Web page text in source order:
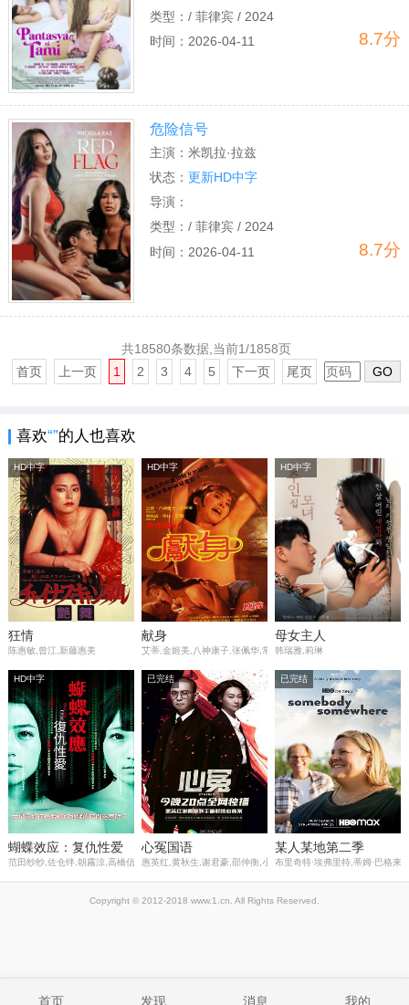
类型： / 菲律宾 / 2024
时间： 2026-04-11 8.7分
危险信号
主演： 米凯拉·拉兹
状态： 更新HD中字
导演：
类型： / 菲律宾 / 2024
时间： 2026-04-11 8.7分
共18580条数据,当前1/1858页
首页
上一页 1 2 3 4 5 下一页 尾页 GO
喜欢“”的人也喜欢
狂情
陈惠敏,曾江,新藤惠美
HD中字
献身
艾蒂,金姬美,八神康子,张佩华,常山,彭刚,吴燕,刘引商,荆国忠,欧国
HD中字
母女主人
韩瑞雅,莉琳
HD中字
蝴蝶效应：复仇性爱
范田纱纱,佐仓绊,朝霧涼,高橋信多,折笠慎也
HD中字
心冤国语
惠英红,黄秋生,谢君豪,邵仲衡,小肥,周国贤,何傲儿,雷琛瑜,黄泽锋
已完结
某人某地第二季
布里奇特·埃弗里特,蒂姆·巴格来,
已完结
首页 发现 消息 我的
Copyright © 2012-2018 www.1.cn. All Rights Reserved.